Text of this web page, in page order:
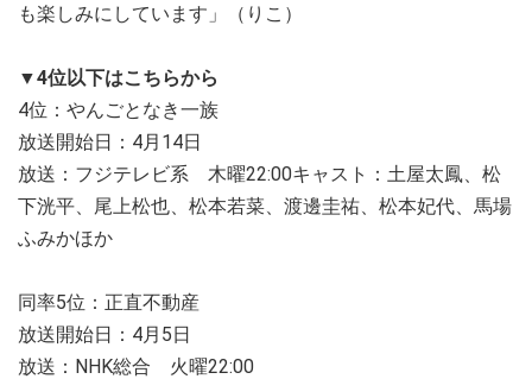
も楽しみにしています」（りこ）
▼4位以下はこちらから
4位：やんごとなき一族
放送開始日：4月14日
放送：フジテレビ系 木曜22:00キャスト：土屋太鳳、松
下洸平、尾上松也、松本若菜、渡邊圭祐、松本妃代、馬場
ふみかほか
同率5位：正直不動産
放送開始日：4月5日
放送：NHK総合 火曜22:00